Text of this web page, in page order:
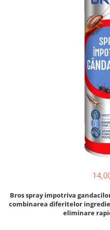
Seminte dovlecel / dovleac
Seminte fasole
Bros spray impotriva
combinarea diferitelor
eliminare